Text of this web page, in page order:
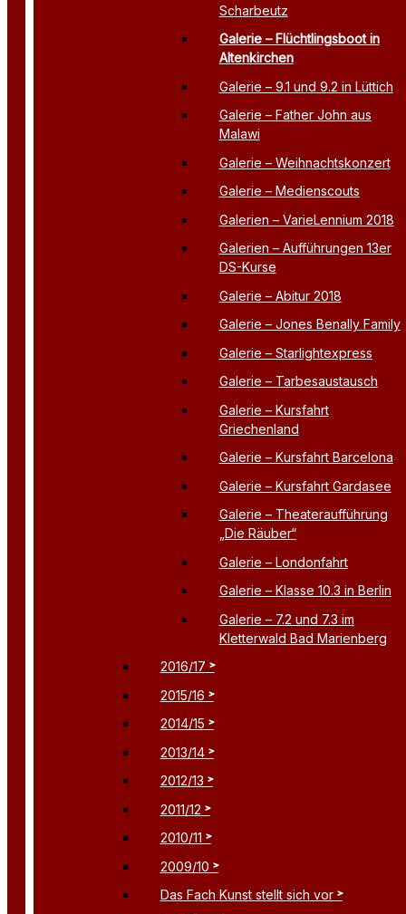
Scharbeutz
Galerie – Flüchtlingsboot in
Altenkirchen
Galerie – 9.1 und 9.2 in Lüttich
Galerie – Father John aus
Malawi
Galerie – Weihnachtskonzert
Galerie – Medienscouts
Galerien – VarieLennium 2018
Galerien – Aufführungen 13er
DS-Kurse
Galerie – Abitur 2018
Galerie – Jones Benally Family
Galerie – Starlightexpress
Galerie – Tarbesaustausch
Galerie – Kursfahrt
Griechenland
Galerie – Kursfahrt Barcelona
Galerie – Kursfahrt Gardasee
Galerie – Theateraufführung
„Die Räuber“
Galerie – Londonfahrt
Galerie – Klasse 10.3 in Berlin
Galerie – 7.2 und 7.3 im
Kletterwald Bad Marienberg
2016/17
2015/16
2014/15
2013/14
2012/13
2011/12
2010/11
2009/10
Das Fach Kunst stellt sich vor